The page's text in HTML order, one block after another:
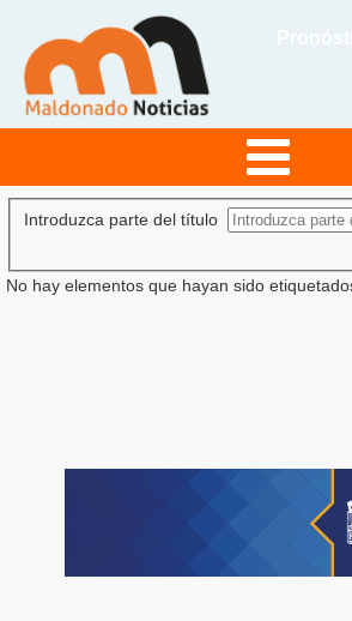
Introduzca parte del título
No hay elementos que hayan sido